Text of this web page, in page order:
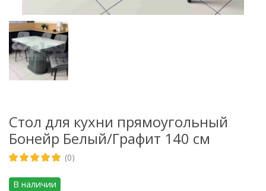
Стол для кухни прямоугольный
Бонейр Белый/Графит 140 см
(0)
В наличии